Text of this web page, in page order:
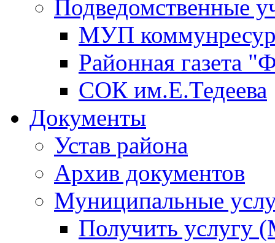
Подведомственные
МУП
Районная газета
СОК им.Е.Тедеева
Документы
Устав района
Архив документов
Муниципальные
Получить услугу